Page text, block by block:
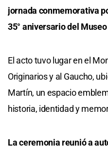
jornada conmemorativa
35° aniversario del
El acto tuvo lugar en el
Originarios y al Gaucho,
Martín, un espacio
historia, identidad y
La ceremonia reunió a